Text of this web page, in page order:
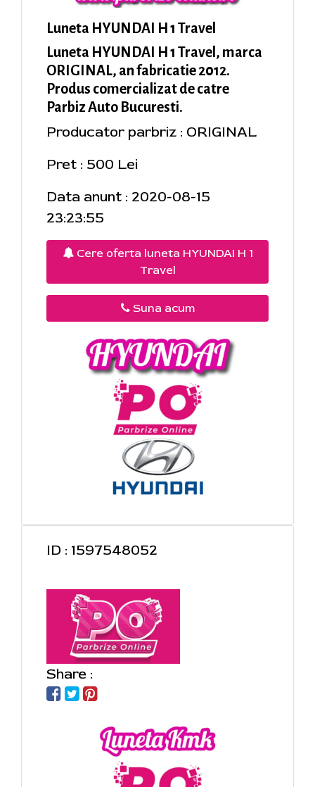
Luneta HYUNDAI H 1 Travel
Luneta HYUNDAI H 1 Travel, marca
ORIGINAL, an fabricatie 2012.
Produs comercializat de catre
Parbiz Auto Bucuresti.
Producator parbriz : ORIGINAL
Pret : 500 Lei
Data anunt : 2020-08-15
23:23:55
Cere oferta luneta HYUNDAI H 1
Travel
Suna acum
ID : 1597548052
Share :